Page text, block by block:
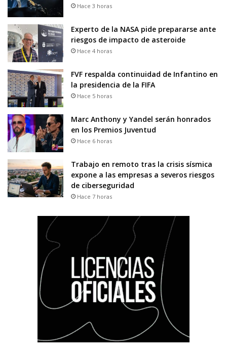
Hace 3 horas
Experto de la NASA pide prepararse ante
riesgos de impacto de asteroide
Hace 4 horas
FVF respalda continuidad de Infantino en
la presidencia de la FIFA
Hace 5 horas
Marc Anthony y Yandel serán honrados
en los Premios Juventud
Hace 6 horas
Trabajo en remoto tras la crisis sísmica
expone a las empresas a severos riesgos
de ciberseguridad
Hace 7 horas